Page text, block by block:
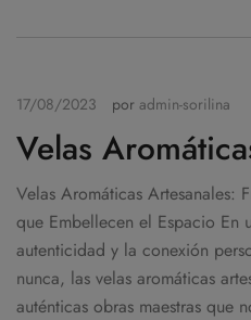
17/08/2023 por admin-sorilina
Velas
Velas Aromáticas Artesanales:
que Embellecen el Espacio En
autenticidad y la conexión
nunca, las velas aromáticas
auténticas obras maestras que